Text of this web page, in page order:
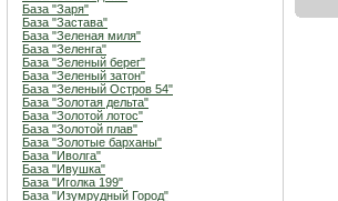
База "Заря"
База "Застава"
База "Зеленая миля"
База "Зеленга"
База "Зеленый берег"
База "Зеленый затон"
База "Зеленый Остров 54"
База "Золотая дельта"
База "Золотой лотос"
База "Золотой плав"
База "Золотые барханы"
База "Иволга"
База "Ивушка"
База "Иголка 199"
База "Изумрудный Город"